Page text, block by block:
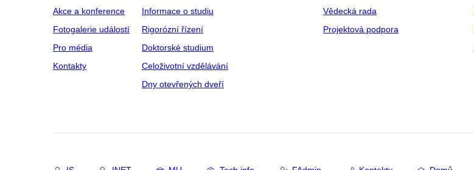
Akce a konference
Fotogalerie událostí
Pro média
Kontakty
Informace o studiu
Rigorózní řízení
Doktorské studium
Celoživotní vzdělávání
Dny otevřených dveří
Vědecká rada
Projektová podpora